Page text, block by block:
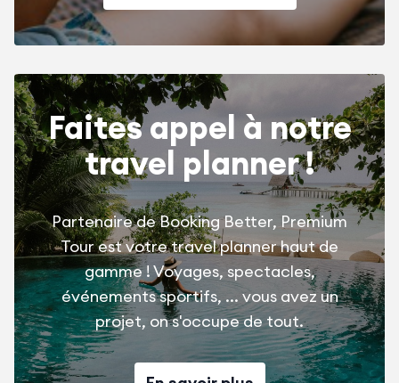
Faites appel à notre
travel planner !
Partenaire de Booking Better, Premium
Tour est votre travel planner haut de
gamme ! Voyages, spectacles,
événements sportifs, ... vous avez un
projet, on s'occupe de tout.